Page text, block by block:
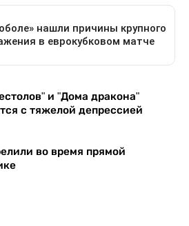
и "Дома дракона"
с тяжелой депрессией
во время прямой